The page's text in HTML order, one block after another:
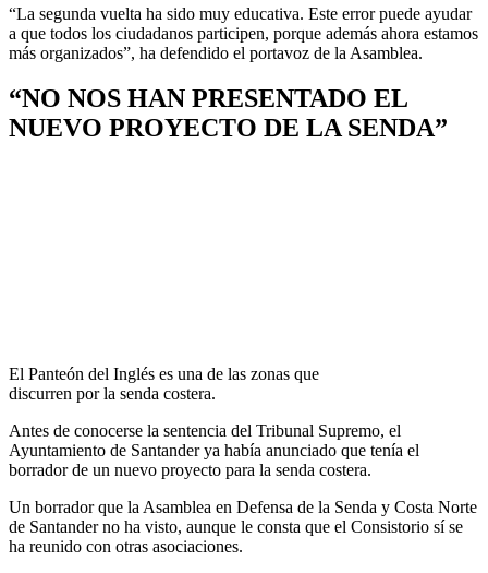
“La segunda vuelta ha sido muy educativa. Este error puede ayudar
a que todos los ciudadanos participen, porque además ahora estamos
más organizados”, ha defendido el portavoz de la Asamblea.
“NO NOS HAN PRESENTADO EL
NUEVO PROYECTO DE LA SENDA”
El Panteón del Inglés es una de las zonas que
discurren por la senda costera.
Antes de conocerse la sentencia del Tribunal Supremo, el
Ayuntamiento de Santander ya había anunciado que tenía el
borrador de un nuevo proyecto para la senda costera.
Un borrador que la Asamblea en Defensa de la Senda y Costa Norte
de Santander no ha visto, aunque le consta que el Consistorio sí se
ha reunido con otras asociaciones.